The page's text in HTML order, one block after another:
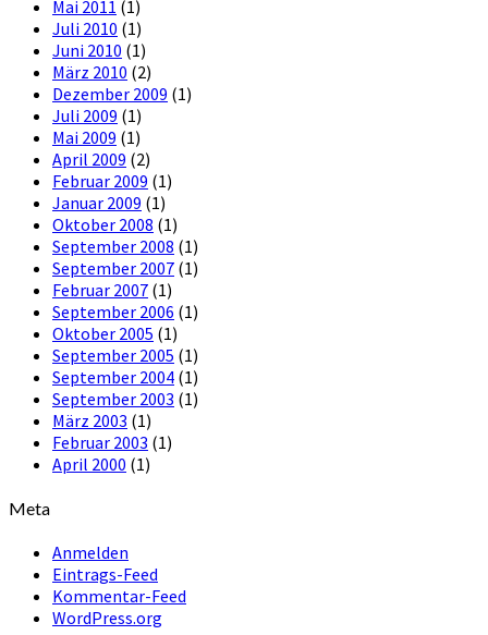
Mai 2011 (1)
Juli 2010 (1)
Juni 2010 (1)
März 2010 (2)
Dezember 2009 (1)
Juli 2009 (1)
Mai 2009 (1)
April 2009 (2)
Februar 2009 (1)
Januar 2009 (1)
Oktober 2008 (1)
September 2008 (1)
September 2007 (1)
Februar 2007 (1)
September 2006 (1)
Oktober 2005 (1)
September 2005 (1)
September 2004 (1)
September 2003 (1)
März 2003 (1)
Februar 2003 (1)
April 2000 (1)
Meta
Anmelden
Eintrags-Feed
Kommentar-Feed
WordPress.org